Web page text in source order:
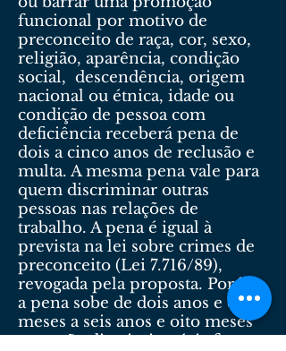
funcional por motivo de
preconceito de raça, cor, sexo,
religião, aparência, condição
social, descendência, origem
nacional ou étnica, idade ou
condição de pessoa com
deficiência receberá pena de
dois a cinco anos de reclusão e
multa. A mesma pena vale para
quem discriminar outras
pessoas nas relações de
trabalho. A pena é igual à
prevista na lei sobre crimes de
preconceito (Lei 7.716/89),
revogada pela proposta. Porém,
a pena sobe de dois anos e oito
meses a seis anos e oito meses
se a ação discriminatória for